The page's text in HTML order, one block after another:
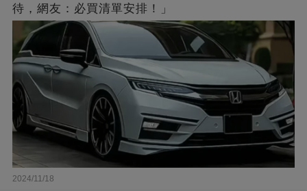
待，網友：必買清單安排！」
2024/11/18